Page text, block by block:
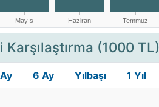
Karşılaştırma (1000 TL)
6 Ay Yılbaşı 1 Yıl